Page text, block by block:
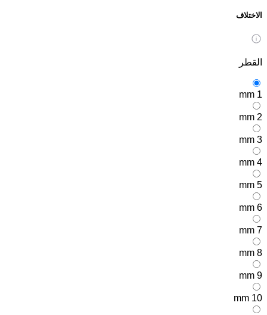
الاختلاف
القطر
1 mm
2 mm
3 mm
4 mm
5 mm
6 mm
7 mm
8 mm
9 mm
10 mm